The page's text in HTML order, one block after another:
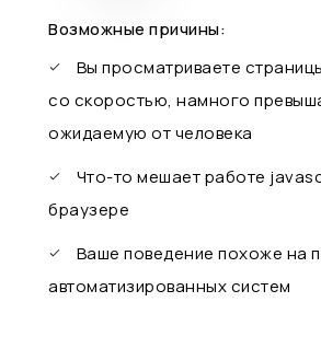
Возможные причины:
Вы просматриваете
со скоростью, намного
ожидаемую от человека
Что-то мешает работе
браузере
Ваше поведение похоже на
автоматизированных систем